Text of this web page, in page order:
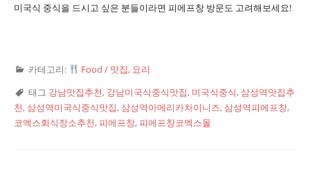
미국식 중식을 드시고 싶은 분들이라면 피에프창 방문도 고려해보세요!
카테고리:
Food / 맛집, 요리
태그 강남맛집추천, 강남미국식중식맛집, 미국식중식,삼성역맛집추
천,삼성역미국식중식맛집,삼성역아메리카차이니즈,삼성역피에프창,
코엑스회식장소추천,피에프창,피에프창코엑스몰